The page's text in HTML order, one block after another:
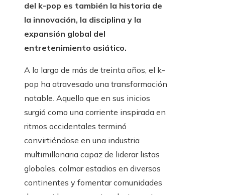
del k-pop es también la historia de
la innovación, la disciplina y la
expansión global del
entretenimiento asiático.
A lo largo de más de treinta años, el k-
pop ha atravesado una transformación
notable. Aquello que en sus inicios
surgió como una corriente inspirada en
ritmos occidentales terminó
convirtiéndose en una industria
multimillonaria capaz de liderar listas
globales, colmar estadios en diversos
continentes y fomentar comunidades